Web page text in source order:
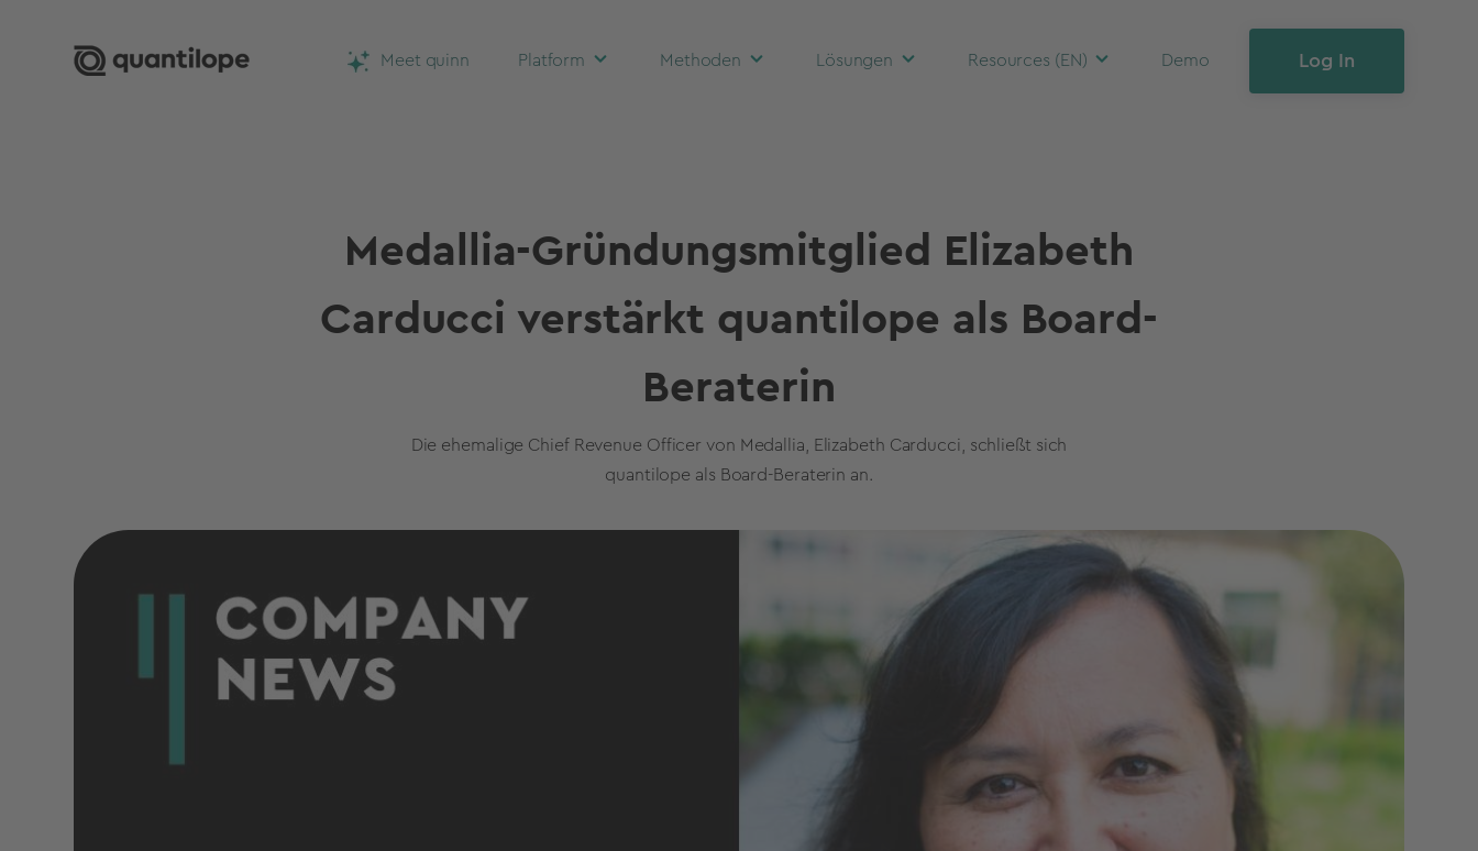
Meet quinn Platform Methoden Lösungen Resources (EN) Demo Log In
Medallia-Gründungsmitglied Elizabeth
Carducci verstärkt quantilope als Board-
Beraterin
Die ehemalige Chief Revenue Officer von Medallia, Elizabeth Carducci, schließt sich
quantilope als Board-Beraterin an.